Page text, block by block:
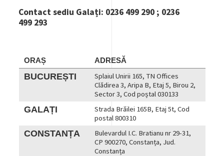
Contact sediu Galați: 0236 499 290 ; 0236
499 293
ORAȘ ADRESĂ
BUCUREȘTI
Splaiul Unirii 165, TN Offices
Clădirea 3, Aripa B, Etaj 5, Birou 2,
Sector 3, Cod poștal030133
GALAȚI
Strada Brăilei 165B, Etaj 5t, Cod
postal 800310
CONSTANȚA
Bulevardul I.C. Bratianu nr 29-31,
CP 900270, Constanța, Jud.
Constanța